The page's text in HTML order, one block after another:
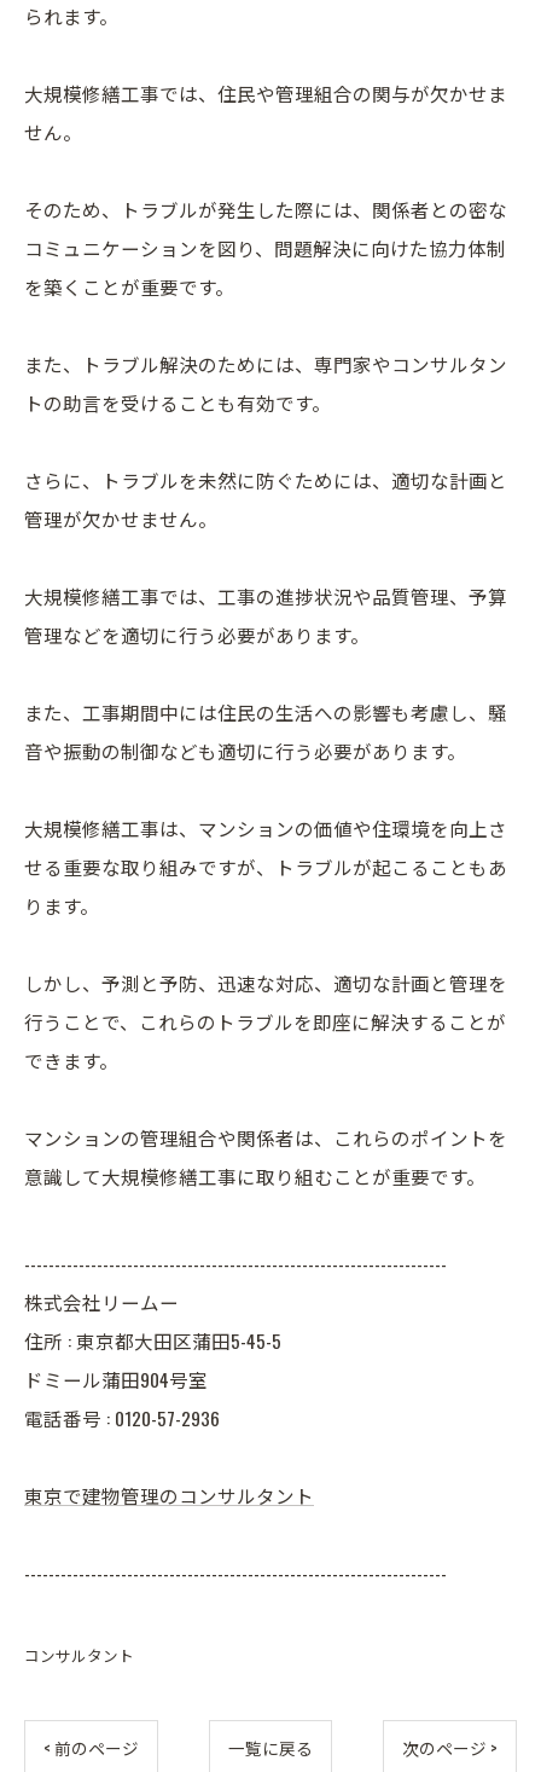
られます。
大規模修繕工事では、住民や管理組合の関与が欠かせま
せん。
そのため、トラブルが発生した際には、関係者との密な
コミュニケーションを図り、問題解決に向けた協力体制
を築くことが重要です。
また、トラブル解決のためには、専門家やコンサルタン
トの助言を受けることも有効です。
さらに、トラブルを未然に防ぐためには、適切な計画と
管理が欠かせません。
大規模修繕工事では、工事の進捗状況や品質管理、予算
管理などを適切に行う必要があります。
また、工事期間中には住民の生活への影響も考慮し、騒
音や振動の制御なども適切に行う必要があります。
大規模修繕工事は、マンションの価値や住環境を向上さ
せる重要な取り組みですが、トラブルが起こることもあ
ります。
しかし、予測と予防、迅速な対応、適切な計画と管理を
行うことで、これらのトラブルを即座に解決することが
できます。
マンションの管理組合や関係者は、これらのポイントを
意識して大規模修繕工事に取り組むことが重要です。
----------------------------------------------------------------------
株式会社リームー
住所 : 東京都大田区蒲田5-45-5
ドミール蒲田904号室
電話番号 : 0120-57-2936
東京で建物管理のコンサルタント
----------------------------------------------------------------------
コンサルタント
< 前のページ 一覧に戻る 次のページ >